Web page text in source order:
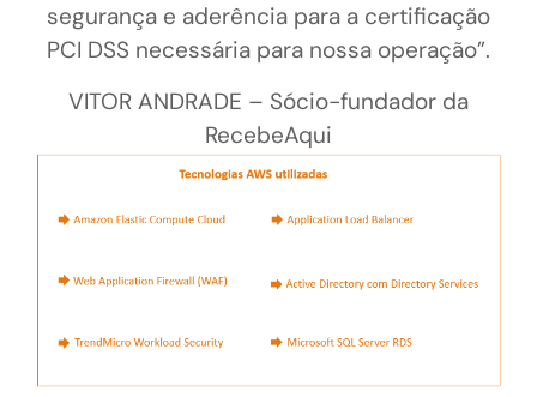
segurança e aderência para a certificação
PCI DSS necessária para nossa operação”.
VITOR ANDRADE – Sócio-fundador da
RecebeAqui